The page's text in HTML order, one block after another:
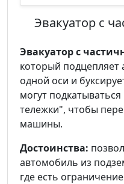
Эвакуатор с
Эвакуатор с
который подцепляет
одной оси и
могут
тележки", чтобы
машины.
Достоинства:
автомобиль из
где есть